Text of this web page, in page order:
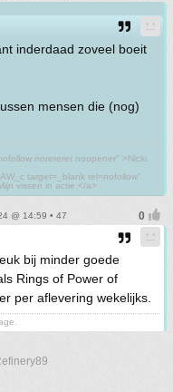
inderdaad zoveel boeit
mensen die (nog)
norererer noopener" >Nicki
target=_blank rel=nofollow"
vissen in actie.</a>
@ 14:59 • 47
bij minder goede
Rings of Power of
per aflevering wekelijks.